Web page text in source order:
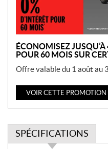
o
n
ÉCONOMISEZ
POUR 60 MOIS SUR
Offre valable du 1 août au
VOIR CETTE PROMOTION
SPÉCIFICATIONS